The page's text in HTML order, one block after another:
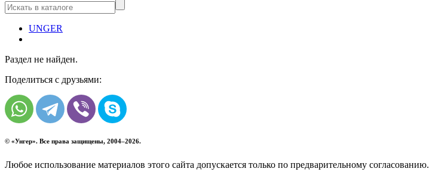
UNGER
Раздел не найден.
Поделиться с друзьями:
© «Унгер». Все права защищены, 2004–2026.
Любое использование материалов этого сайта допускается только по предварительному согласованию.